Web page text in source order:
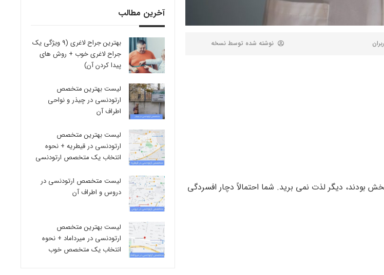
نوشته شده توسط نسخه
بودند، دیگر لذت نمی­ برید. شما احتمالاً دچار افسردگی
آخرین مطالب
بهترین جراح لاغری (9 ویژگی یک
جراح لاغری خوب + روش های
پیدا کردن آن)
لیست بهترین متخصص
ارتودنسی در چیذر و نواحی
اطراف آن
لیست بهترین متخصص
ارتودنسی در قیطریه + نحوه
انتخاب یک متخصص ارتودنسی
لیست متخصص ارتودنسی در
دروس و اطراف آن
لیست بهترین متخصص
ارتودنسی در میرداماد + نحوه
انتخاب یک متخصص خوب